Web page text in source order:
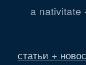
a nativitate
статьи +